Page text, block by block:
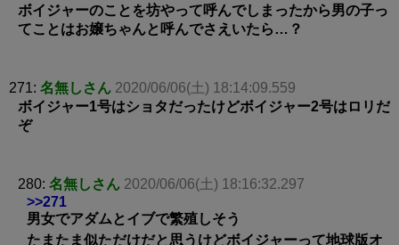
ボイジャーのことを坊やって呼んでしまったから男の子っ
てことはお嬢ちゃんと呼んでさえいたら…？
271: 名無しさん 2020/06/06(土) 18:14:09.559
ボイジャー1号はショタだったけどボイジャー2号はロリだ
ぞ
280: 名無しさん 2020/06/06(土) 18:16:32.297
>>271
男女でアダムとイブで繁殖しそう
たまたま似ただけだと思うけどボイジャーって地球版オ